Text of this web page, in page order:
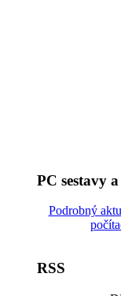
PC sestavy
Podrobný
RSS